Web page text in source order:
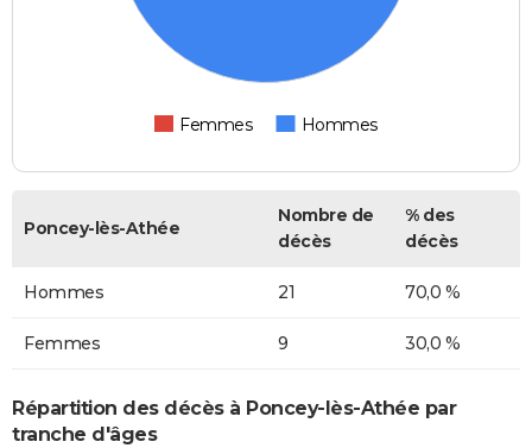
Femmes Hommes
Poncey-lès-Athée
Nombre de
décès
% des
décès
Hommes 21 70,0 %
Femmes 9 30,0 %
Répartition des décès à Poncey-lès-Athée par
tranche d'âges